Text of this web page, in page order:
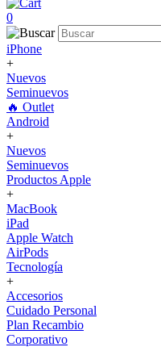
0
iPhone
+
Nuevos
Seminuevos
🔥 Outlet
Android
+
Nuevos
Seminuevos
Productos Apple
+
MacBook
iPad
Apple Watch
AirPods
Tecnología
+
Accesorios
Cuidado Personal
Plan Recambio
Corporativo